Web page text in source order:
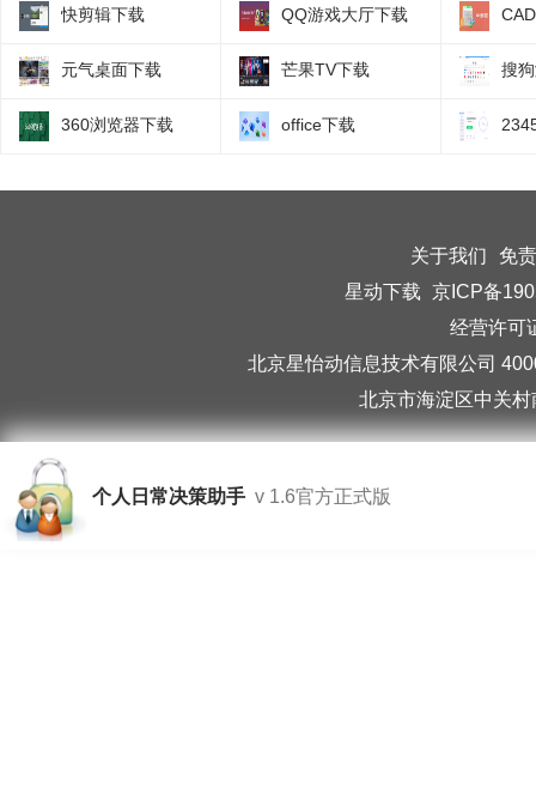
快剪辑下载 QQ游戏大厅下载
元气桌面下载 芒果TV下载 搜
360浏览器下载 office下载
关于我们
免
星动下载 京ICP备
经营许可
北京星怡动信息技术有限公司
北京市海淀区中关
个人日常决策助手 v 1.6官方正式版